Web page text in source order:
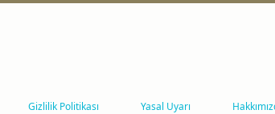
Gizlilik Politikası Yasal Uyarı